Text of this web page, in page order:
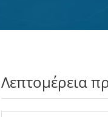
Λεπτομέρεια